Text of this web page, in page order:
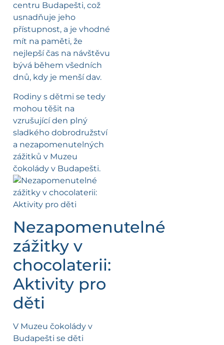
centru Budapešti, což
usnadňuje jeho
přístupnost, a je vhodné
mít na paměti, že
nejlepší čas na návštěvu
bývá během všedních
dnů, kdy je menší dav.
Rodiny s dětmi se tedy
mohou těšit na
vzrušující den plný
sladkého dobrodružství
a nezapomenutelných
zážitků v Muzeu
čokolády v Budapešti.
Nezapomenutelné
zážitky v
chocolaterii:
Aktivity pro
děti
V Muzeu čokolády v
Budapešti se děti